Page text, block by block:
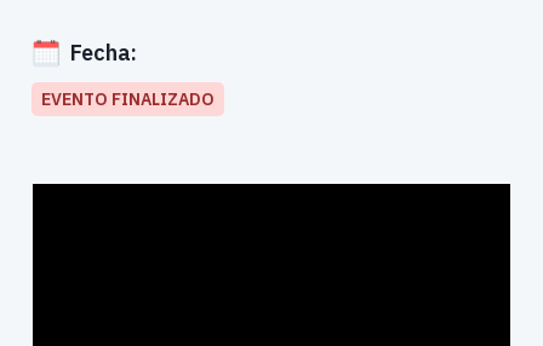
Fecha:
EVENTO FINALIZADO